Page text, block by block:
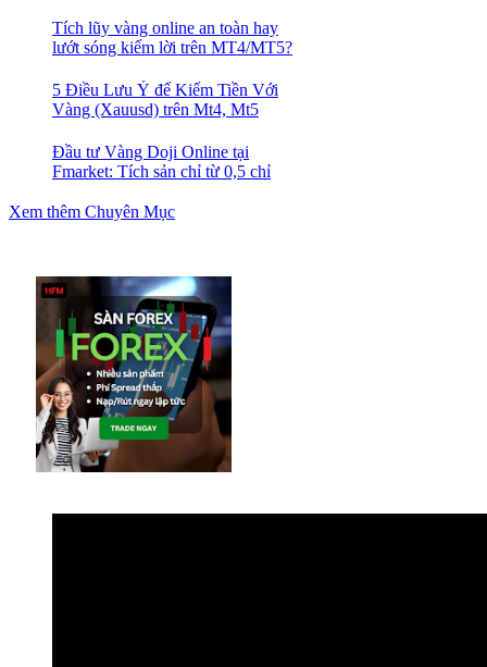
Tích lũy vàng online an toàn hay
lướt sóng kiếm lời trên MT4/MT5?
5 Điều Lưu Ý để Kiếm Tiền Với
Vàng (Xauusd) trên Mt4, Mt5
Đầu tư Vàng Doji Online tại
Fmarket: Tích sản chỉ từ 0,5 chỉ
Xem thêm Chuyên Mục